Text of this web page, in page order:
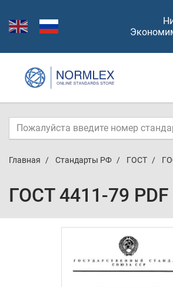
Главная Стандарты РФ ГОСТ
ГОСТ 4411-79 PDF